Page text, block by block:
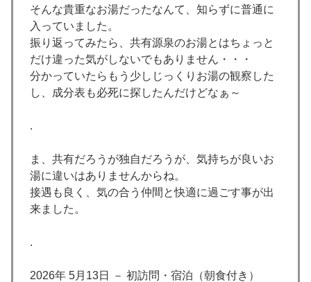
そんな貴重なお湯だったなんて、知らずに普通に
入っていました。
振り返ってみたら、共有源泉のお湯とはちょっと
だけ違った気がしないでもありません・・・
分かっていたらもう少しじっくりお湯の観察した
し、成分表も必死に探したんだけどなぁ～
.
ま、共有だろうが独自だろうが、気持ちが良いお
湯に違いはありませんからね。
接遇も良く、気の合う仲間と快適に過ごす事が出
来ました。
.
2026年 5月13日 － 初訪問・宿泊（朝食付き）